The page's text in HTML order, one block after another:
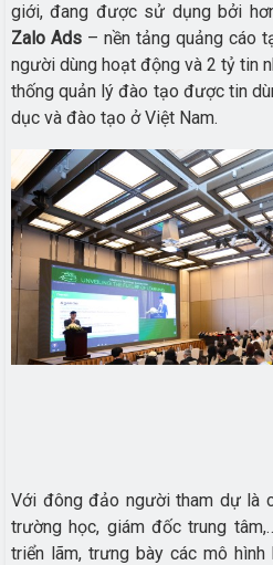
giới, đang được sử dụng bởi
Zalo Ads – nền tảng quảng cáo
người dùng hoạt động và 2 tỷ tin
thống quản lý đào tạo được tin
dục và đào tạo ở Việt Nam.
Với đông đảo người tham dự là
trường học, giám đốc trung
triển lãm, trưng bày các mô hình